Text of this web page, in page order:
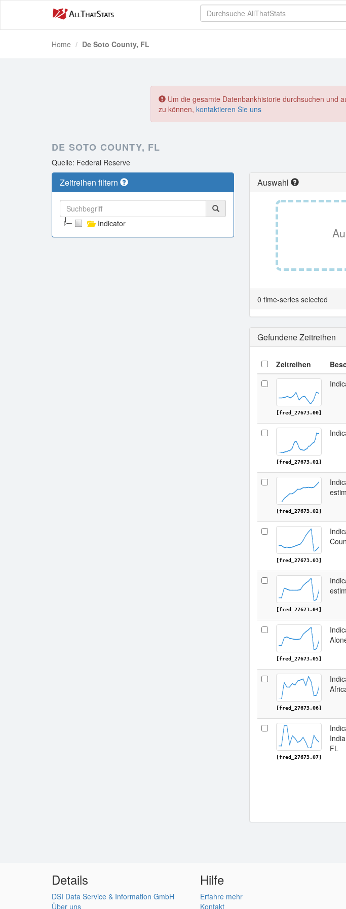
Home De Soto County, FL
Um die gesamte Datenbankhistorie durchsuchen und
zu können, kontaktieren Sie uns
DE SOTO COUNTY, FL
Quelle: Federal Reserve
Zeitreihen filtern
Indicator
Auswahl
0 time-series selected
Gefundene Zeitreihen
Zeitreihen
[fred_27673.00]
[fred_27673.01]
[fred_27673.02]
[fred_27673.03]
[fred_27673.04]
[fred_27673.05]
[fred_27673.06]
[fred_27673.07]
FL
Details
DSI Data Service & Information GmbH
Über uns
Hilfe
Erfahre mehr
Kontakt